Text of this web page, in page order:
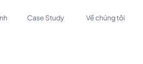
Case Study Về chúng tôi